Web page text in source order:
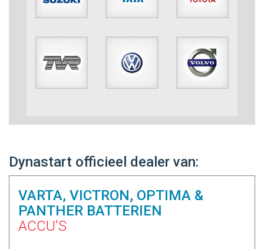
Dynastart officieel dealer van:
VARTA, VICTRON, OPTIMA &
PANTHER BATTERIEN
ACCU'S